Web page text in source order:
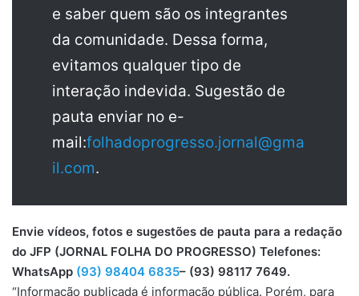
e saber quem são os integrantes
da comunidade. Dessa forma,
evitamos qualquer tipo de
interação indevida. Sugestão de
pauta enviar no e-
mail:folhadoprogresso.jornal@gma
il.com.
Envie vídeos, fotos e sugestões de pauta para a redação
do JFP (JORNAL FOLHA DO PROGRESSO) Telefones:
WhatsApp (93) 98404 6835– (93) 98117 7649.
“Informação publicada é informação pública. Porém, para